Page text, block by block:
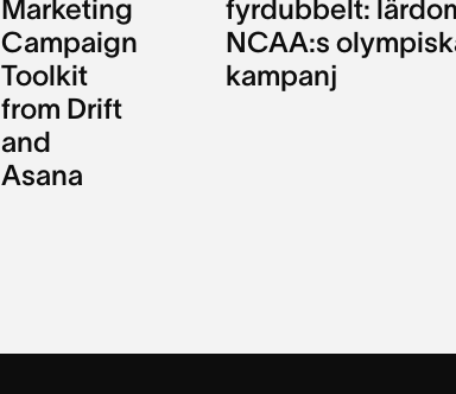
Marketing
Campaign
Toolkit
from Drift
and
Asana
fyrdubbelt:
NCAA:s
kampanj